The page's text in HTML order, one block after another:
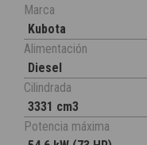
Marca
Kubota
Alimentación
Diesel
Cilindrada
3331 cm3
Potencia máxima